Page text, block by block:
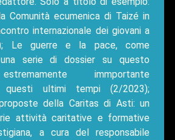
Comunità ecumenica di Taizé in
internazionale dei giovani a
Le guerre e la pace, come
serie di dossier su questo
immportante
ultimi tempi (2/2023);
della Caritas di Asti: un
attività caritative e formative
a cura del responsabile